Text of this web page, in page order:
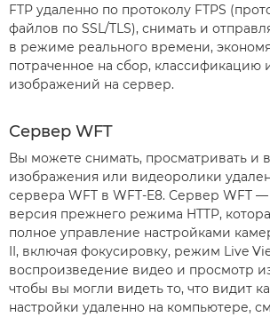
FTP удаленно по протоколу FTPS
файлов по SSL/TLS), снимать и
в режиме реального времени,
потраченное на сбор, классификацию
изображений на сервер.
Сервер WFT
Вы можете снимать, просматривать и
изображения или видеоролики
сервера WFT в WFT-E8. Сервер WFT
версия прежнего режима HTTP,
полное управление настройками
II, включая фокусировку, режим Live
воспроизведение видео и просмотр
чтобы вы могли видеть то, что видит
настройки удаленно на компьютере,